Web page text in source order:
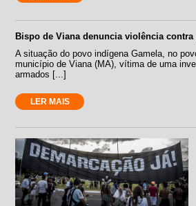
Bispo de Viana denuncia violência
A situação do povo indígena Gamela, no
município de Viana (MA), vítima de uma
armados [...]
LER MAIS